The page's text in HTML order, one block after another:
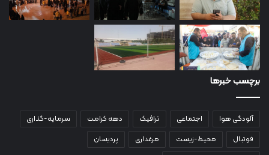
برچسب خبرها
آلودگی هوا اجتماعی ترافیک دهه کرامت
سرمایه-گذاری
فوتبال
محیط-زیست مرغداری
پردیسان